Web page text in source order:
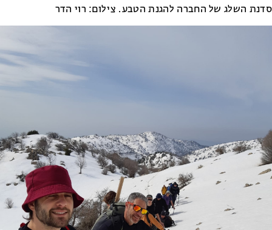
סדנת השלג של החברה להגנת הטבע. צילום: רוי הדר